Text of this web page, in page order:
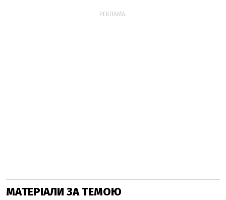
РЕКЛАМА:
МАТЕРІАЛИ ЗА ТЕМОЮ